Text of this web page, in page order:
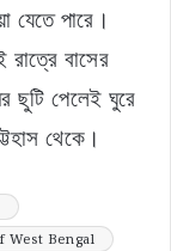
যেতে পারে।
বাসের
ছুটি পেলেই ঘুরে
থেকে।
West Bengal